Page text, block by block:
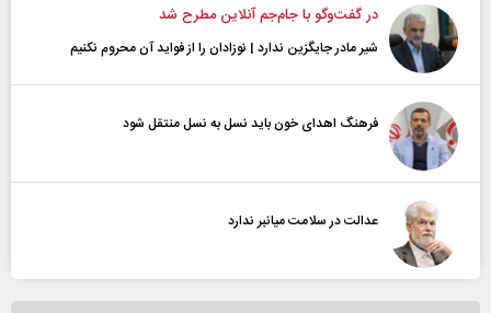
در گفت‌و‌گو با جام‌جم آنلاین مطرح شد
شیر مادر جایگزین ندارد | نوزادان را از فواید آن محروم نکنیم
فرهنگ اهدای خون باید نسل به نسل منتقل شود
عدالت در سلامت میانبر ندارد